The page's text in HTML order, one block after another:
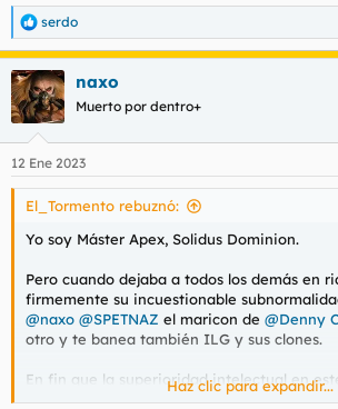
R
e
a
c
c
i
e
s
serdo
naxo
Muerto por dentro+
12 Ene 2023
El_Tormento rebuznó:
Yo soy Máster Apex, Solidus Dominion.
Pero cuando dejaba a todos los demás en
firmemente su incuestionable
@naxo @SPETNAZ el maricon de @Denny
otro y te banea también ILG y sus clones.
En fin que la superioridad intelectual en
para generar odio y desprecio. Más aún si
Haz clic para expandir...